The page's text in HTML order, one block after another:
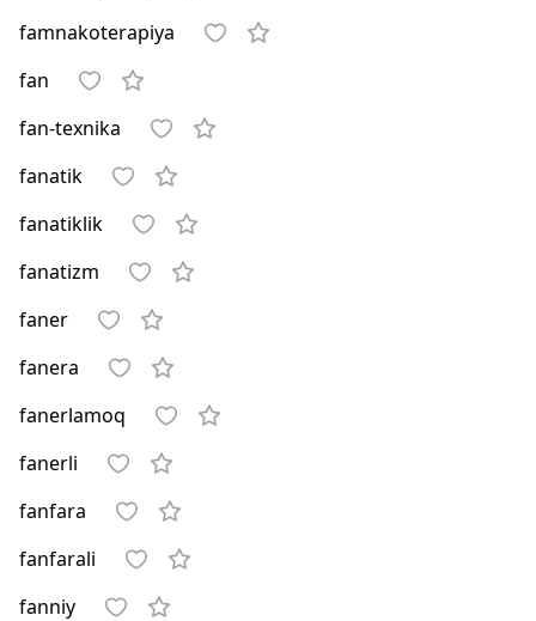
famnakoterapiya
fan
fan-texnika
fanatik
fanatiklik
fanatizm
faner
fanera
fanerlamoq
fanerli
fanfara
fanfarali
fanniy